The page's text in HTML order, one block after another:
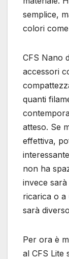
semplice,
colori
CFS Nano
accessori
quanti
atteso. Se
effettiva,
non ha
invece
ricarica o
sarà
Per ora è
al CFS Lite